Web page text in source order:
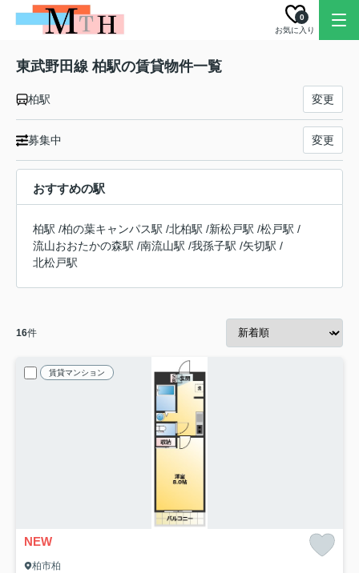
お気に入り
0
東武野田線 柏駅の賃貸物件一覧
柏駅 変更
募集中 変更
おすすめの駅
柏駅 /柏の葉キャンパス駅 /北柏駅 /新松戸駅 /松戸駅 /
流山おおたかの森駅 /南流山駅 /我孫子駅 /矢切駅 /
北松戸駅
16件
賃貸マンション
NEW
柏市柏